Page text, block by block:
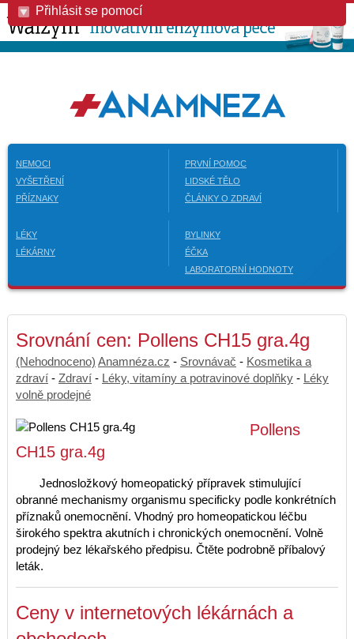
Přihlásit se pomocí
NEMOCI
VYŠETŘENÍ
PŘÍZNAKY
PRVNÍ POMOC
LIDSKÉ TĚLO
ČLÁNKY O ZDRAVÍ
LÉKY
LÉKÁRNY
BYLINKY
ÉČKA
LABORATORNÍ HODNOTY
Srovnání cen: Pollens CH15 gra.4g
(Nehodnoceno) Anamnéza.cz - Srovnávač - Kosmetika a
zdraví - Zdraví - Léky, vitamíny a potravinové doplňky - Léky
volně prodejné
Pollens
CH15 gra.4g
Jednosložkový homeopatický přípravek stimulující
obranné mechanismy organismu specificky podle konkrétních
příznaků onemocnění. Vhodný pro homeopatickou léčbu
širokého spektra akutních i chronických onemocnění. Volně
prodejný bez lékařského předpisu. Čtěte podrobně příbalový
leták.
Ceny v internetových lékárnách a